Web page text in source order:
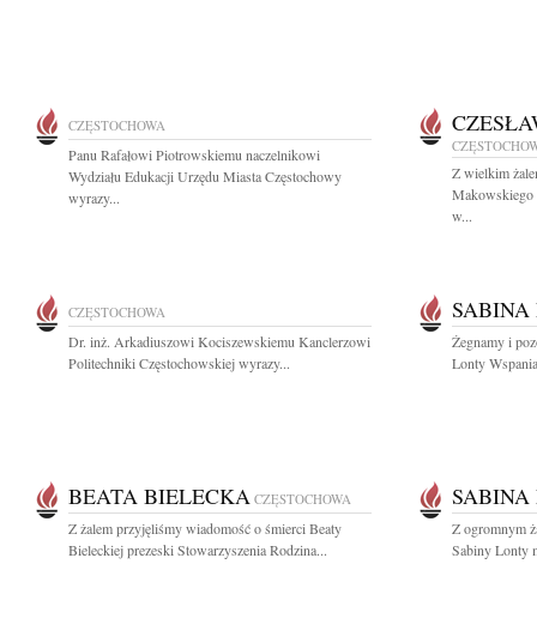
CZĘSTOCHOWA
Panu Rafałowi Piotrowskiemu naczelnikowi
Wydziału Edukacji Urzędu Miasta Częstochowy
wyrazy...
Z wielkim
Makowskiego
w...
CZĘSTOCHOWA
Dr. inż. Arkadiuszowi Kociszewskiemu Kanclerzowi
Politechniki Częstochowskiej wyrazy...
Żegnamy i
Lonty
BEATA BIELECKA CZĘSTOCHOWA
Z żalem przyjęliśmy wiadomość o śmierci Beaty
Bieleckiej prezeski Stowarzyszenia Rodzina...
Z ogromnym
Sabiny Lonty